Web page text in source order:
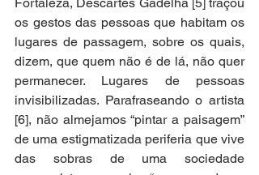
Fortaleza, Descartes Gadelha [5] traçou
os gestos das pessoas que habitam os
lugares de passagem, sobre os quais,
dizem, que quem não é de lá, não quer
permanecer. Lugares de pessoas
invisibilizadas. Parafraseando o artista
[6], não almejamos “pintar a paisagem”
de uma estigmatizada periferia que vive
das sobras de uma sociedade